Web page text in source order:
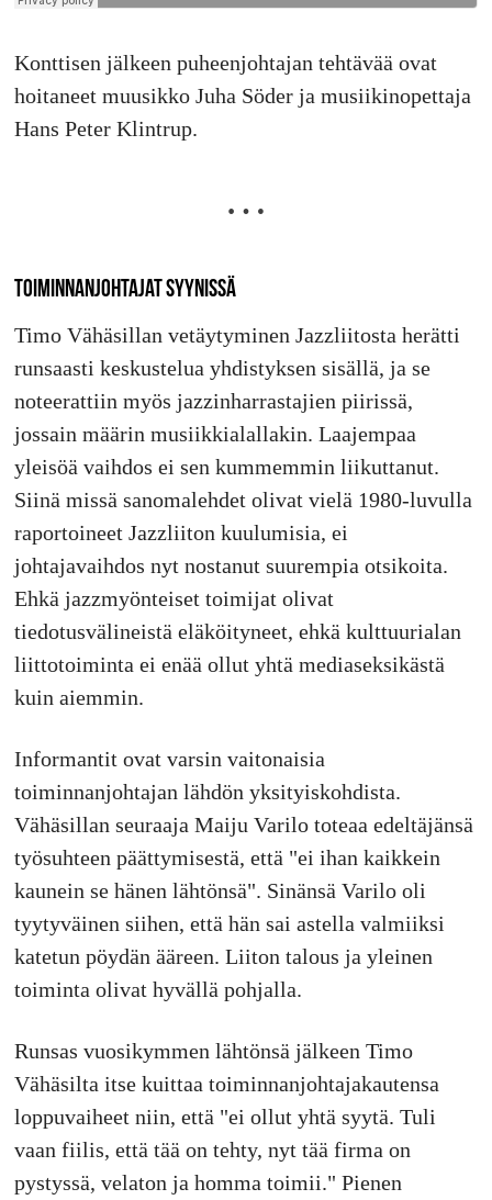
Konttisen jälkeen puheenjohtajan tehtävää ovat
hoitaneet muusikko Juha Söder ja musiikinopettaja
Hans Peter Klintrup.
TOIMINNANJOHTAJAT SYYNISSÄ
Timo Vähäsillan vetäytyminen Jazzliitosta herätti
runsaasti keskustelua yhdistyksen sisällä, ja se
noteerattiin myös jazzinharrastajien piirissä,
jossain määrin musiikkialallakin. Laajempaa
yleisöä vaihdos ei sen kummemmin liikuttanut.
Siinä missä sanomalehdet olivat vielä 1980-luvulla
raportoineet Jazzliiton kuulumisia, ei
johtajavaihdos nyt nostanut suurempia otsikoita.
Ehkä jazzmyönteiset toimijat olivat
tiedotusvälineistä eläköityneet, ehkä kulttuurialan
liittotoiminta ei enää ollut yhtä mediaseksikästä
kuin aiemmin.
Informantit ovat varsin vaitonaisia
toiminnanjohtajan lähdön yksityiskohdista.
Vähäsillan seuraaja Maiju Varilo toteaa edeltäjänsä
työsuhteen päättymisestä, että "ei ihan kaikkein
kaunein se hänen lähtönsä". Sinänsä Varilo oli
tyytyväinen siihen, että hän sai astella valmiiksi
katetun pöydän ääreen. Liiton talous ja yleinen
toiminta olivat hyvällä pohjalla.
Runsas vuosikymmen lähtönsä jälkeen Timo
Vähäsilta itse kuittaa toiminnanjohtajakautensa
loppuvaiheet niin, että "ei ollut yhtä syytä. Tuli
vaan fiilis, että tää on tehty, nyt tää firma on
pystyssä, velaton ja homma toimii." Pienen